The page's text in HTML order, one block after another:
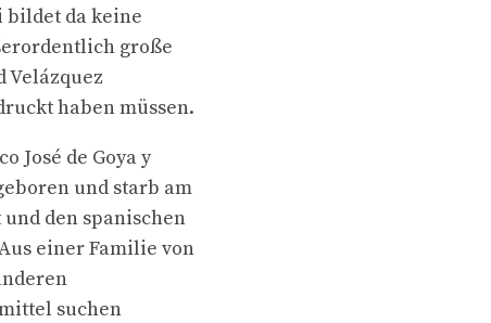
bildet da keine
große
Velázquez
haben müssen.
José de Goya y
und starb am
den spanischen
einer Familie von
suchen